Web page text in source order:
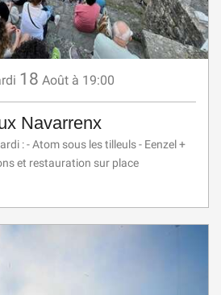
18 Août à 19:00
Navarrenx
: - Atom sous les tilleuls - Eenzel +
et restauration sur place